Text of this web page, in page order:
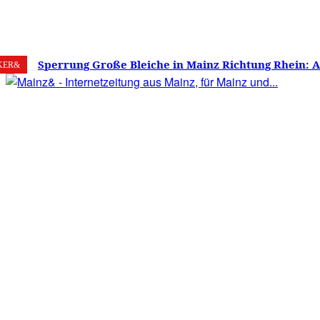
7. August 2026 17.9 Mainz
Sperrung Große Bleiche in Mainz Richtung Rhein:
verwirrt, Mainzer stinksauer – Haben die Mainzer